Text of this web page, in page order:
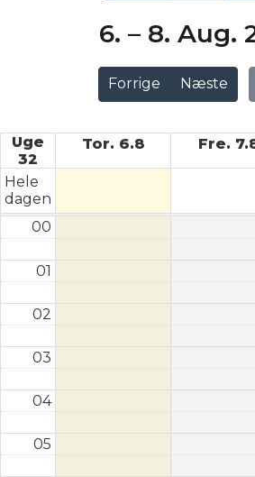
Forrige Næste
6. – 8. Aug.
Uge
32
Tor. 6.8 Fre.
Hele
dagen
00
01
02
03
04
05